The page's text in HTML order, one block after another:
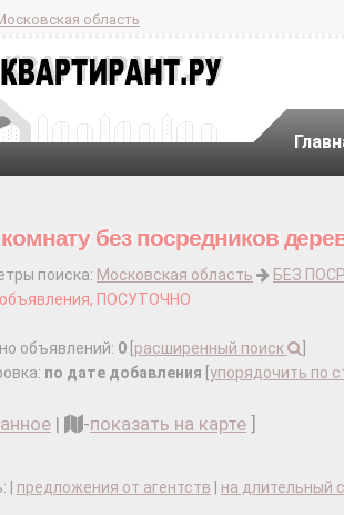
область
без посредников
поиска: Московская область БЕЗ
ПОСУТОЧНО
объявлений: 0 расширенный поиск
по дате добавления упорядочить по
| -показать на карте
| предложения от агентств на длительный